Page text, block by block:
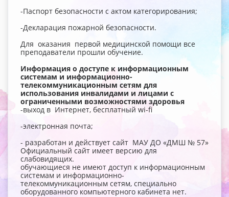
-Паспорт безопасности с актом категорирования;
-Декларация пожарной безопасности.
Для оказания первой медицинской помощи все
преподаватели прошли обучение.
Информация о доступе к информационным
системам и информационно-
телекоммуникационным сетям для
использования инвалидами и лицами с
ограниченными возможностями здоровья
-выход в Интернет, бесплатный wi-fi
-электронная почта;
- разработан и действует сайт МАУ ДО «ДМШ № 57»
Официальный сайт имеет версию для
слабовидящих.
обучающиеся не имеют доступ к информационным
системам и информационно-
телекоммуникационным сетям, специально
оборудованного компьютерного кабинета нет.